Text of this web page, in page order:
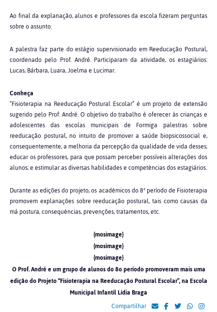
Ao final da explanação, alunos e professores da escola fizeram perguntas
sobre o assunto.
A palestra faz parte do estágio supervisionado em Reeducação Postural,
coordenado pelo Prof. André. Participaram da atividade, os estagiários:
Lucas, Bárbara, Luara, Joelma e Lucimar.
Conheça
“Fisioterapia na Reeducação Postural Escolar” é um projeto de extensão
sugerido pelo Prof. André. O objetivo do trabalho é oferecer às crianças e
adolescentes das escolas municipais de Formiga palestras sobre
reeducação postural, no intuito de promover a saúde biopsicossocial e,
consequentemente, a melhoria da percepção da qualidade de vida desses;
educar os professores, para que possam perceber possíveis alterações dos
alunos; e estimular as diversas habilidades e competências dos estagiários.
Durante as edições do projeto, os acadêmicos do 8º período de Fisioterapia
promovem explanações sobre reeducação postural, tais como causas da
má postura, consequências, prevenções, tratamentos, etc.
{mosimage}
{mosimage}
{mosimage}
O Prof. André e um grupo de alunos do 8o período promoveram mais uma
edição do Projeto “Fisioterapia na Reeducação Postural Escolar”, na Escola
Municipal Infantil Lídia Braga
Compartilhar